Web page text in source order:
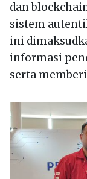
dan
sistem
ini
informasi
serta